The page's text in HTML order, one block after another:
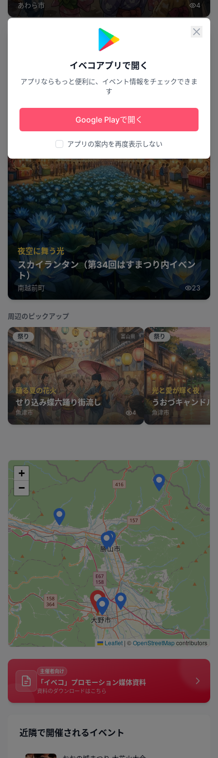
閉じ
イベコアプリで開く
アプリならもっと便利に、イベント情報をチェックできま
す
Google Playで開く
アプリの案内を再度表示しない
あわら市 4
夜空に舞う光
スカイランタン（第34回はすまつり内イベン
ト）
南越前町 23
周辺のピックアップ
祭り 富山県
踊る夏の花火
せり込み蝶六踊り街流し
魚津市 4
祭り
光と愛が輝く夜
うおづキャンド
魚津市
+
−
Leaflet | ©OpenStreetMapcontributors
主催者向け
「イベコ」プロモーション媒体資料
資料のダウンロードはこちら
近隣で開催されるイベント